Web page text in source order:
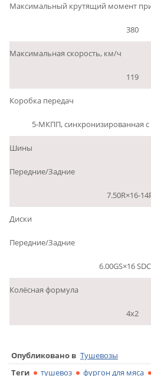
Максимальный крутящий момент
380
Максимальная скорость, км/ч
119
Коробка передач
5-МКПП, синхронизированная
Шины
Передние/Задние
7.50R×16-
Диски
Передние/Задние
6.00GS×16
Колёсная формула
4х2
Опубликовано в Тушевозы
Теги
тушевоз фургон для мяса